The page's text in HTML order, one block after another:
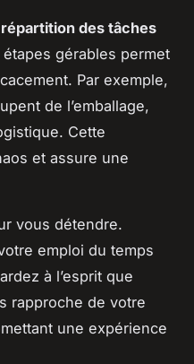
des tâches
gérables permet
Par exemple,
de l’emballage,
Cette
et assure une
vous détendre.
emploi du temps
à l’esprit que
rapproche de votre
une expérience